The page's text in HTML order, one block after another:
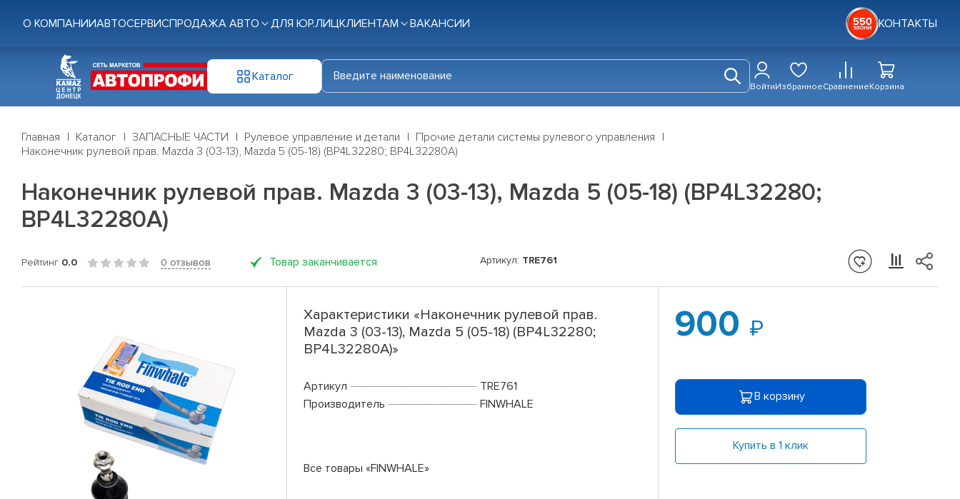
О КОМПАНИИАВТОСЕРВИСПРОДАЖА АВТО ДЛЯ ЮР.ЛИЦКЛИЕНТАМ ВАКАНСИИ КОНТАКТЫ
Каталог
ВойтиИзбранноеСравнениеКорзина
Главная Каталог ЗАПАСНЫЕ ЧАСТИ Рулевое управление и детали
Прочие детали системы рулевого управления
Наконечник рулевой прав. Mazda 3 (03-13), Mazda 5 (05-18) (BP4L32280; BP4L32280A)
Наконечник рулевой прав. Mazda 3 (03-13), Mazda 5 (05-18) (BP4L32280;
BP4L32280A)
Рейтинг 0.0 0 отзывов Товар заканчивается Артикул: TRE761
Характеристики «Наконечник рулевой прав.
Mazda 3 (03-13), Mazda 5 (05-18) (BP4L32280;
BP4L32280A)»
Артикул
TRE761
Производитель
FINWHALE
Все товары «FINWHALE»
900
В корзину
Купить в 1 клик